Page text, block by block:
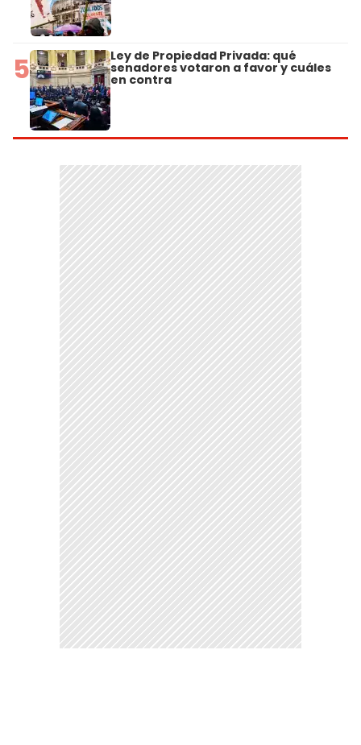
5 Ley de Propiedad Privada: qué
senadores votaron a favor y cuáles
en contra